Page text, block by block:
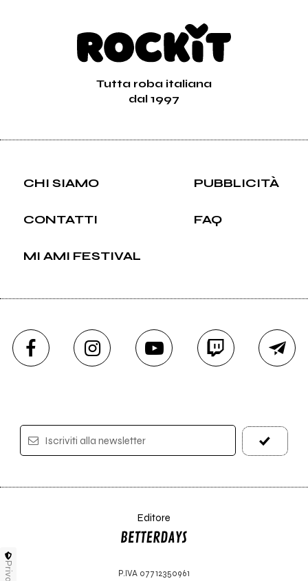
Tutta roba italiana
dal 1997
CHI SIAMO PUBBLICITÀ
CONTATTI FAQ
MI AMI FESTIVAL
Iscriviti alla newsletter
Editore
P.IVA 07712350961